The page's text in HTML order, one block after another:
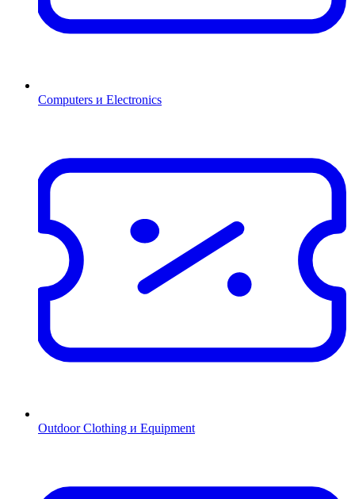
Computers и Electronics
Outdoor Clothing и Equipment